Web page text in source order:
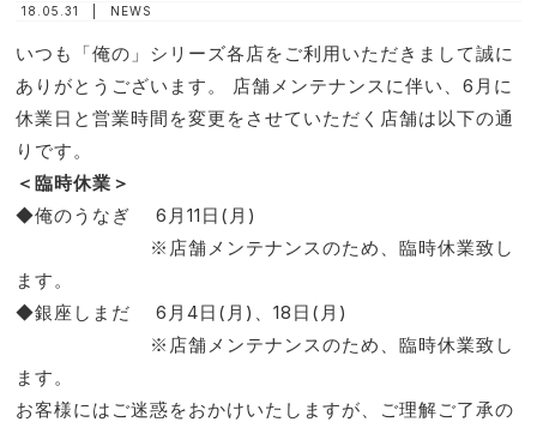
18.05.31 |
NEWS
いつも「俺の」シリーズ各店をご利用いただきまして誠に
ありがとうございます。 店舗メンテナンスに伴い、6月に
休業日と営業時間を変更をさせていただく店舗は以下の通
りです。
＜臨時休業＞
◆俺のうなぎ 6月11日(月)
※店舗メンテナンスのため、臨時休業致し
ます。
◆銀座しまだ 6月4日(月)、18日(月)
※店舗メンテナンスのため、臨時休業致し
ます。
お客様にはご迷惑をおかけいたしますが、ご理解ご了承の